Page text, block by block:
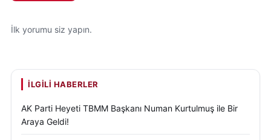
İlk yorumu siz yapın.
İLGILI HABERLER
AK Parti Heyeti TBMM Başkanı Numan Kurtulmuş ile Bir
Araya Geldi!